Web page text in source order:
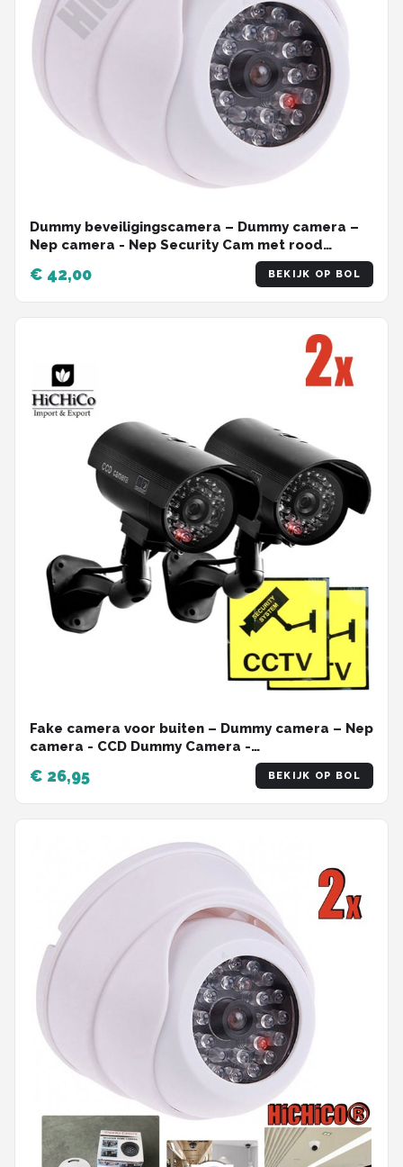
Dummy beveiligingscamera – Dummy camera –
Nep camera - Nep Security Cam met rood
knipperend led indicator HiCHiCO® 5STUKS
€ 42,00 BEKIJK OP BOL
Fake camera voor buiten – Dummy camera – Nep
camera - CCD Dummy Camera -
Beveiligingscamera - Fake Outdoor Nepcamera -
Nep Security Cam met rood knipperend led
indicator voor binnen en buiten HiCHiCO®
2STUKS
€ 26,95 BEKIJK OP BOL